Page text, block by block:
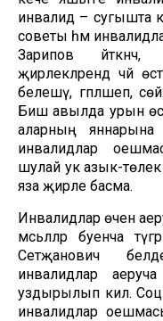
инвалид – сугышта
советы һәм
Зарипов
җирлекләрендә чәй
белешү, гәпләшеп,
Биш авылда урын
аларның яннарына
инвалидлар
шулай ук азык-
яза җирле басма.
Инвалидлар өчен
мәсьәләләр буенча
Сәетҗанович
инвалидлар
уздырылып килә.
инвалидлар